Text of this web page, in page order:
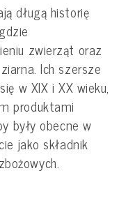
długą historię
zwierząt oraz
Ich szersze
w XIX i XX wieku,
produktami
były obecne w
jako składnik